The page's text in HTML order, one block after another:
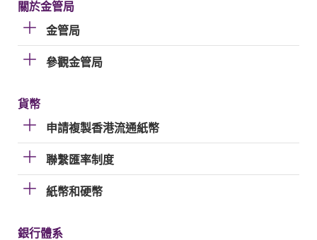
關於金管局
金管局
參觀金管局
貨幣
申請複製香港流通紙幣
聯繫匯率制度
紙幣和硬幣
銀行體系